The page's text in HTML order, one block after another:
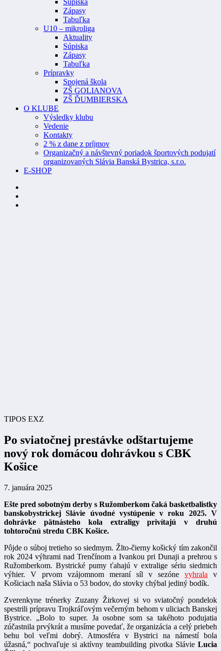
Súpiska
Zápasy
Tabuľka
U10 – mikroliga
Aktuality
Súpiska
Zápasy
Tabuľka
Prípravky
Spojená škola
ZŠ GOLIANOVA
ZŠ ĎUMBIERSKA
O KLUBE
Výsledky klubu
Vedenie
Kontakty
2 % z dane z príjmov
Organizačný a návštevný poriadok športových podujatí
organizovaných Slávia Banská Bystrica, s.r.o.
E-SHOP
TIPOS EXZ
Po sviatočnej prestávke odštartujeme
nový rok domácou dohrávkou s CBK
Košice
7. januára 2025
Ešte pred sobotným derby s Ružomberkom čaká basketbalistky
banskobystrickej Slávie úvodné vystúpenie v roku 2025. V
dohrávke pätnásteho kola extraligy privítajú v druhú
tohtoročnú stredu CBK Košice.
Pôjde o súboj tretieho so siedmym. Žlto-čierny košický tím zakončil
rok 2024 výhrami nad Trenčínom a Ivankou pri Dunaji a prehrou s
Ružomberkom. Bystrické pumy ťahajú v extralige sériu siedmich
výhier. V prvom vzájomnom meraní síl v sezóne vyhrala v
Košiciach naša Slávia o 53 bodov, do stovky chýbal jediný bodík.
Zverenkyne trénerky Zuzany Žirkovej si vo sviatočný pondelok
spestrili prípravu Trojkráľovým večerným behom v uliciach Banskej
Bystrice. „Bolo to super. Ja osobne som sa takéhoto podujatia
zúčastnila prvýkrát a musíme povedať, že organizácia a celý priebeh
behu bol veľmi dobrý. Atmosféra v Bystrici na námestí bola
úžasná,“ pochvaľuje si aktívny teambuilding pivotka Slávie Lucia